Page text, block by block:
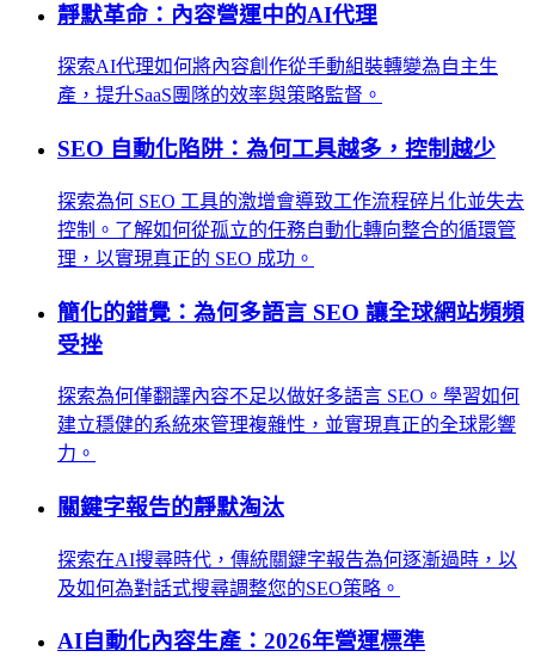
靜默革命：內容營運中的AI代理
探索AI代理如何將內容創作從手動組裝轉變為自主生
產，提升SaaS團隊的效率與策略監督。
SEO 自動化陷阱：為何工具越多，控制越少
探索為何 SEO 工具的激增會導致工作流程碎片化並失去
控制。了解如何從孤立的任務自動化轉向整合的循環管
理，以實現真正的 SEO 成功。
簡化的錯覺：為何多語言 SEO 讓全球網站頻頻
受挫
探索為何僅翻譯內容不足以做好多語言 SEO。學習如何
建立穩健的系統來管理複雜性，並實現真正的全球影響
力。
關鍵字報告的靜默淘汰
探索在AI搜尋時代，傳統關鍵字報告為何逐漸過時，以
及如何為對話式搜尋調整您的SEO策略。
AI自動化內容生產：2026年營運標準